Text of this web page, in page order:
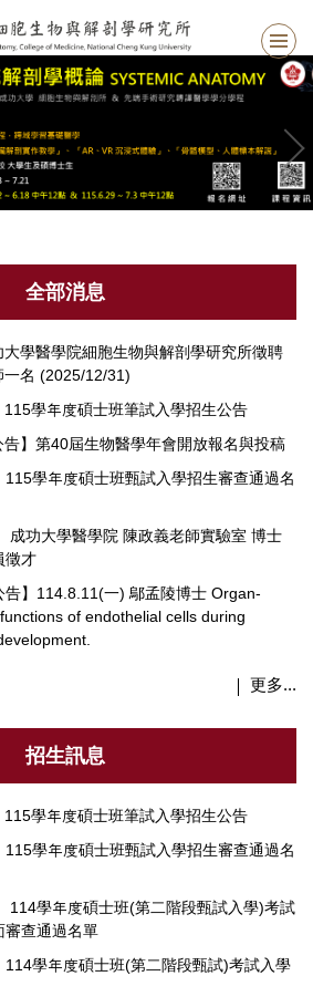
全部消息
大學醫學院細胞生物與解剖學研究所徵聘
一名 (2025/12/31)
115學年度碩士班筆試入學招生公告
告】第40屆生物醫學年會開放報名與投稿
115學年度碩士班甄試入學招生審查通過名
成功大學醫學院 陳政義老師實驗室 博士
徵才
告】114.8.11(一) 鄔孟陵博士 Organ-
of endothelial cells during
更多...
招生訊息
115學年度碩士班筆試入學招生公告
115學年度碩士班甄試入學招生審查通過名
114學年度碩士班(第二階段甄試入學)考試
審查通過名單
114學年度碩士班(第二階段甄試)考試入學